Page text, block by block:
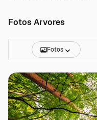
Fotos Arvores
Fotos